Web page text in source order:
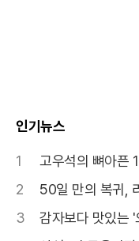
인기뉴스
1
고우석의 뼈아픈
2
50일 만의 복귀,
3
감자보다 맛있는